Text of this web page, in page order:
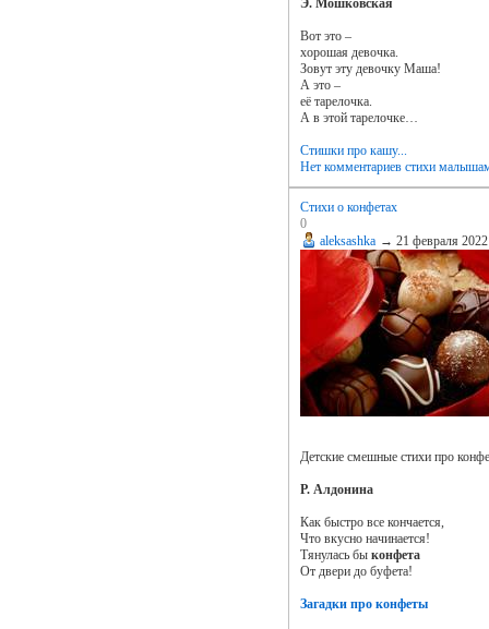
Вот это –
хорошая девочка.
Зовут эту девочку Маша!
А это –
её тарелочка.
А в этой тарелочке…
Стишки про кашу...
Нет комментариев стихи
Стихи о конфетах
0
aleksashka → 21 февраля 2022
Детские смешные стихи про
Р. Алдонина
Как быстро все кончается,
Что вкусно начинается!
Тянулась бы конфета
От двери до буфета!
Загадки про конфеты